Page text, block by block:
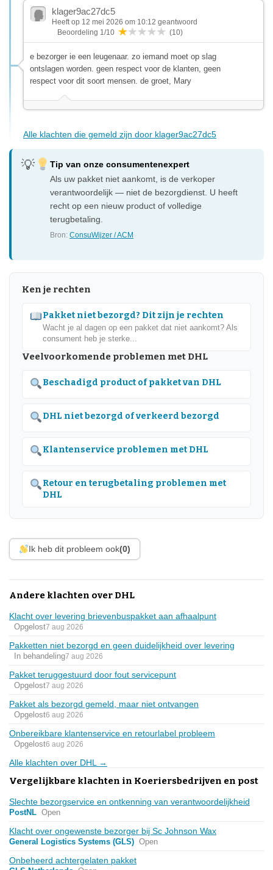
klager9ac27dc5
Heeft op 12 mei 2026 om 10:12 geantwoord
Beoordeling 1/10
(10)
e bezorger ie een leugenaar. zo iemand moet op slag
ontslagen worden. geen respect voor de klanten, geen
respect voor dit soort mensen. de groet, Mary
Alle klachten die gemeld zijn door klager9ac27dc5
Tip van onze consumentenexpert
Als uw pakket niet aankomt, is de verkoper
verantwoordelijk — niet de bezorgdienst. U heeft
recht op een nieuw product of volledige
terugbetaling.
Bron:ConsuWijzer / ACM
Ken je rechten
Pakket niet bezorgd? Dit zijn je rechten
Wacht je al dagen op een pakket dat niet aankomt? Als
consument heb je sterke...
Veelvoorkomende problemen met DHL
Beschadigd product of pakket van DHL
DHL niet bezorgd of verkeerd bezorgd
Klantenservice problemen met DHL
Retour en terugbetaling problemen met
DHL
Ik heb dit probleem ook(0)
Andere klachten over DHL
Klacht over levering brievenbuspakket aan afhaalpunt
Opgelost7 aug 2026
Pakketten niet bezorgd en geen duidelijkheid over levering
In behandeling7 aug 2026
Pakket teruggestuurd door fout servicepunt
Opgelost7 aug 2026
Pakket als bezorgd gemeld, maar niet ontvangen
Opgelost6 aug 2026
Onbereikbare klantenservice en retourlabel probleem
Opgelost6 aug 2026
Alle klachten over DHL →
Vergelijkbare klachten in Koeriersbedrijven en post
Slechte bezorgservice en ontkenning van verantwoordelijkheid
PostNL Open
Klacht over ongewenste bezorger bij Sc Johnson Wax
General Logistics Systems (GLS) Open
Onbeheerd achtergelaten pakket